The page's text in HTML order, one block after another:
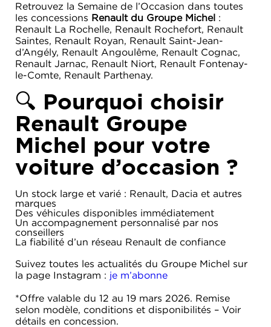
Retrouvez la Semaine de l’Occasion dans toutes
les concessions Renault du Groupe Michel :
Renault La Rochelle, Renault Rochefort, Renault
Saintes, Renault Royan, Renault Saint-Jean-
d’Angély, Renault Angoulême, Renault Cognac,
Renault Jarnac, Renault Niort, Renault Fontenay-
le-Comte, Renault Parthenay.
🔍 Pourquoi choisir
Renault Groupe
Michel pour votre
voiture d’occasion ?
Un stock large et varié : Renault, Dacia et autres
marques
Des véhicules disponibles immédiatement
Un accompagnement personnalisé par nos
conseillers
La fiabilité d’un réseau Renault de confiance
Suivez toutes les actualités du Groupe Michel sur
la page Instagram : je m’abonne
*Offre valable du 12 au 19 mars 2026. Remise
selon modèle, conditions et disponibilités – Voir
détails en concession.